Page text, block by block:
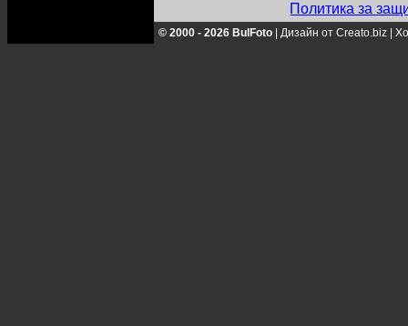
Политика за
© 2000 - 2026 BulFoto Дизайн от Creato.biz